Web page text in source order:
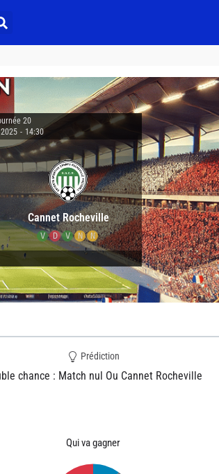
20
- 14:30
Cannet Rocheville
V D V N N
Prédiction
chance : Match nul Ou Cannet Rocheville
Qui va gagner